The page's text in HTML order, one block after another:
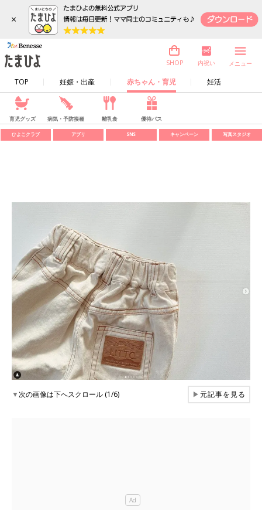
×
TOP 妊娠・出産 赤ちゃん・育児 妊活
SHOP 内祝い メニュー
育児グッズ 病気・予防接種 離乳食 優待パス
ひよこクラブ アプリ SNS キャンペーン 写真スタジオ
▼次の画像は下へスクロール (1/6) ▶元記事を見る